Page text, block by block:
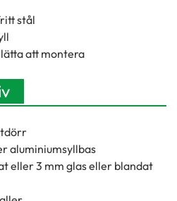
stål
att montera
aluminiumsyllbas
eller 3 mm glas eller blandat